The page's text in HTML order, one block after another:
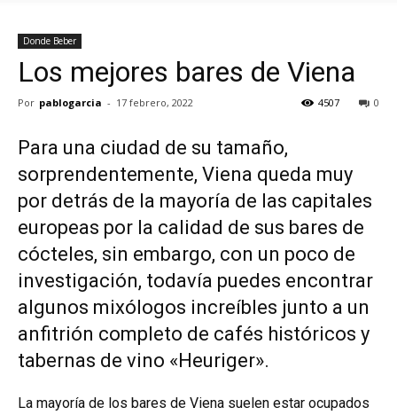
Donde Beber
Los mejores bares de Viena
Por pablogarcia - 17 febrero, 2022 0
4507
Para una ciudad de su tamaño,
sorprendentemente, Viena queda muy
por detrás de la mayoría de las capitales
europeas por la calidad de sus bares de
cócteles, sin embargo, con un poco de
investigación, todavía puedes encontrar
algunos mixólogos increíbles junto a un
anfitrión completo de cafés históricos y
tabernas de vino «Heuriger».
La mayoría de los bares de Viena suelen estar ocupados